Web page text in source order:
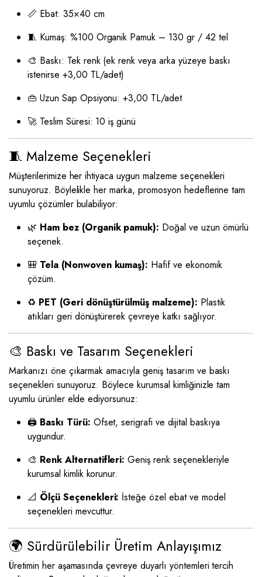
📏 Ebat: 35×40 cm
🧵 Kumaş: %100 Organik Pamuk – 130 gr / 42 tel
🎨 Baskı: Tek renk (ek renk veya arka yüzeye baskı
istenirse +3,00 TL/adet)
👜 Uzun Sap Opsiyonu: +3,00 TL/adet
🚀 Teslim Süresi: 10 iş günü
🧵 Malzeme Seçenekleri
Müşterilerimize her ihtiyaca uygun malzeme seçenekleri
sunuyoruz. Böylelikle her marka, promosyon hedeflerine tam
uyumlu çözümler bulabiliyor:
🌿 Ham bez (Organik pamuk): Doğal ve uzun ömürlü
seçenek.
🎒 Tela (Nonwoven kumaş): Hafif ve ekonomik
çözüm.
♻️ PET (Geri dönüştürülmüş malzeme): Plastik
atıkları geri dönüştürerek çevreye katkı sağlıyor.
🎨 Baskı ve Tasarım Seçenekleri
Markanızı öne çıkarmak amacıyla geniş tasarım ve baskı
seçenekleri sunuyoruz. Böylece kurumsal kimliğinizle tam
uyumlu ürünler elde ediyorsunuz:
🖨️ Baskı Türü: Ofset, serigrafi ve dijital baskıya
uygundur.
🎨 Renk Alternatifleri: Geniş renk seçenekleriyle
kurumsal kimlik korunur.
📐 Ölçü Seçenekleri: İsteğe özel ebat ve model
seçenekleri mevcuttur.
🌍 Sürdürülebilir Üretim Anlayışımız
Üretimin her aşamasında çevreye duyarlı yöntemleri tercih